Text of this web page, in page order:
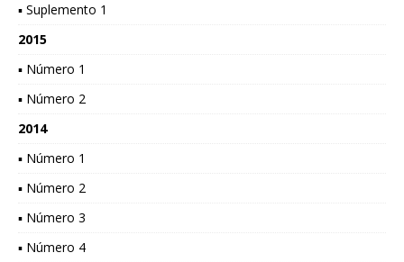
▪ Suplemento 1
2015
▪ Número 1
▪ Número 2
2014
▪ Número 1
▪ Número 2
▪ Número 3
▪ Número 4